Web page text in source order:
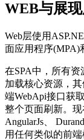
WEB与展
Web层使用
面应用程序(MPA)
在SPA中，所有
加载核心资源，
端WebApi接口获
整个页面刷新。现
AngularJs、
用任何类似的前